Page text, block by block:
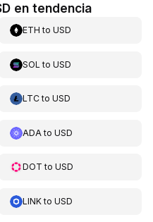
en tendencia
ETH toUSD
SOL toUSD
LTCtoUSD
ADA toUSD
DOT toUSD
LINKtoUSD